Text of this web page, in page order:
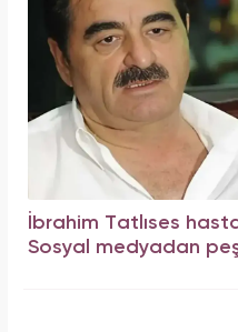
İbrahim Tatlıses
Sosyal medyadan